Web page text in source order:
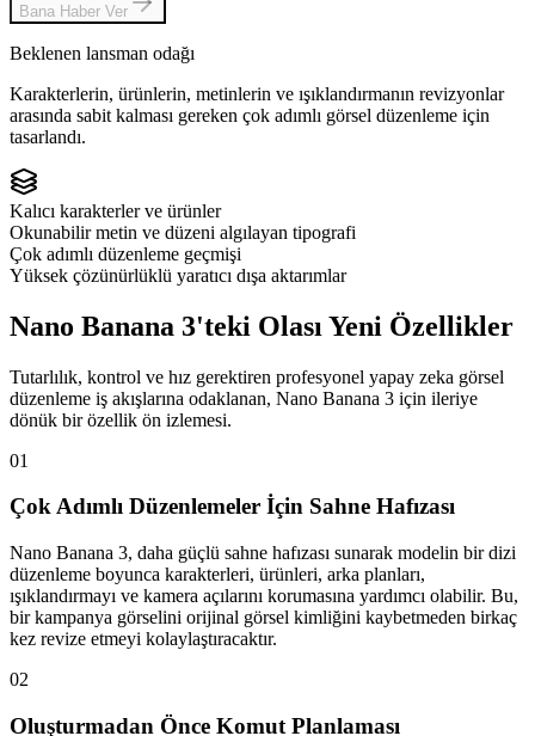
Bana Haber Ver
Beklenen lansman odağı
Karakterlerin, ürünlerin, metinlerin ve ışıklandırmanın revizyonlar
arasında sabit kalması gereken çok adımlı görsel düzenleme için
tasarlandı.
Kalıcı karakterler ve ürünler
Okunabilir metin ve düzeni algılayan tipografi
Çok adımlı düzenleme geçmişi
Yüksek çözünürlüklü yaratıcı dışa aktarımlar
Nano Banana 3'teki Olası Yeni Özellikler
Tutarlılık, kontrol ve hız gerektiren profesyonel yapay zeka görsel
düzenleme iş akışlarına odaklanan, Nano Banana 3 için ileriye
dönük bir özellik ön izlemesi.
01
Çok Adımlı Düzenlemeler İçin Sahne Hafızası
Nano Banana 3, daha güçlü sahne hafızası sunarak modelin bir dizi
düzenleme boyunca karakterleri, ürünleri, arka planları,
ışıklandırmayı ve kamera açılarını korumasına yardımcı olabilir. Bu,
bir kampanya görselini orijinal görsel kimliğini kaybetmeden birkaç
kez revize etmeyi kolaylaştıracaktır.
02
Oluşturmadan Önce Komut Planlaması